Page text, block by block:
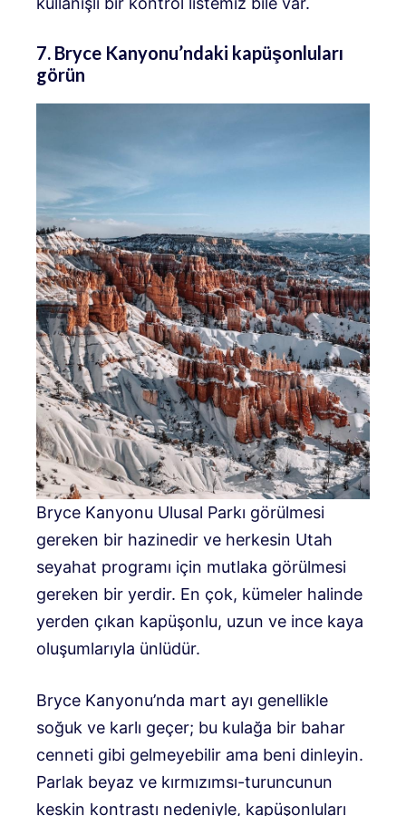
7. Bryce Kanyonu’ndaki kapüşonluları
görün
Bryce Kanyonu Ulusal Parkı görülmesi
gereken bir hazinedir ve herkesin Utah
seyahat programı için mutlaka görülmesi
gereken bir yerdir. En çok, kümeler halinde
yerden çıkan kapüşonlu, uzun ve ince kaya
oluşumlarıyla ünlüdür.
Bryce Kanyonu’nda mart ayı genellikle
soğuk ve karlı geçer; bu kulağa bir bahar
cenneti gibi gelmeyebilir ama beni dinleyin.
Parlak beyaz ve kırmızımsı-turuncunun
keskin kontrastı nedeniyle, kapüşonluları